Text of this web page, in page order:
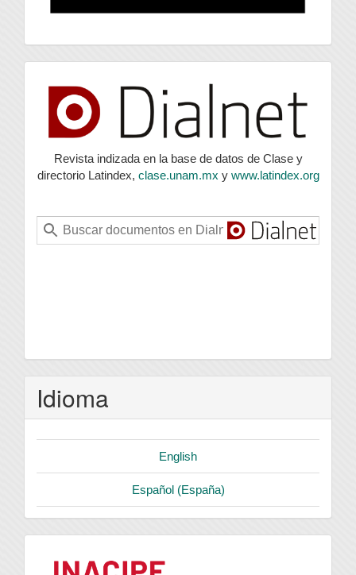
index
Revista indizada en la base de datos de Clase y
directorio Latindex, clase.unam.mx y www.latindex.org
Idioma
English
Español (España)
logo